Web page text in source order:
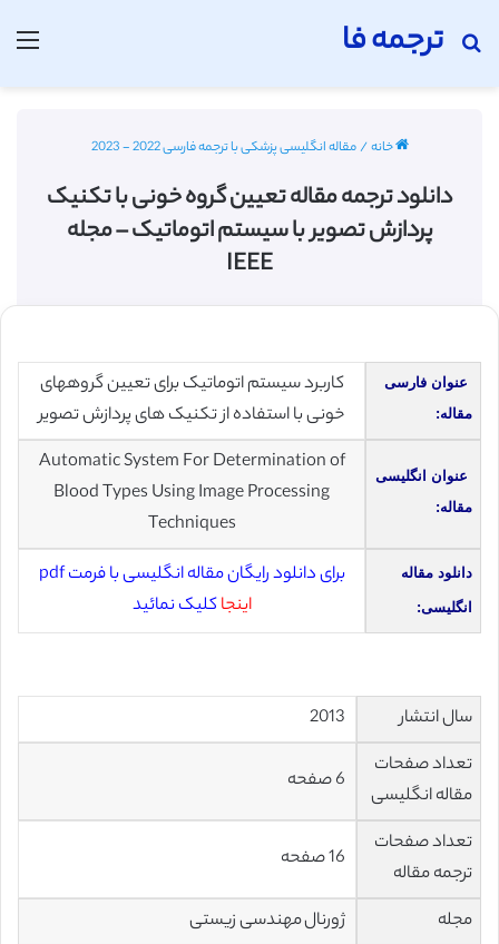
ترجمه فا
جستجو برای
خانه/مقاله انگلیسی پزشکی با ترجمه فارسی 2022 - 2023
دانلود ترجمه مقاله تعیین گروه خونی با تکنیک
پردازش تصویر با سیستم اتوماتیک – مجله
IEEE
عنوان فارسی
مقاله:
کاربرد سیستم اتوماتیک برای تعیین گروههای
خونی با استفاده از تکنیک های پردازش تصویر
عنوان انگلیسی
مقاله:
Automatic System For Determination of
Blood Types Using Image Processing
Techniques
دانلود مقاله
انگلیسی:
برای دانلود رایگان مقاله انگلیسی با فرمت pdf
اینجاکلیک نمائید
سال انتشار
تعداد صفحات
مقاله انگلیسی
تعداد صفحات
ترجمه مقاله
مجله
ژورنال مهندسی زیستی